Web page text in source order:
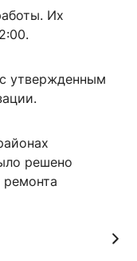
Их
утвержденным
решено